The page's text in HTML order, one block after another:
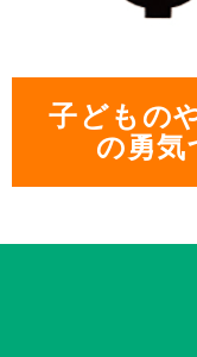
子どもの
の勇